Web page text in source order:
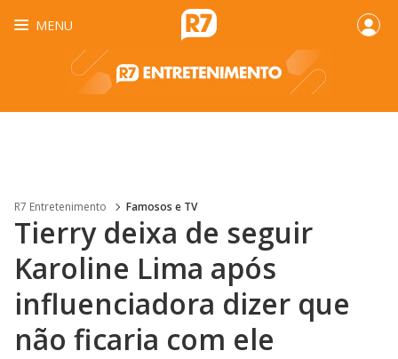
MENU
R7 Entretenimento Famosos e TV
Tierry deixa de seguir
Karoline Lima após
influenciadora dizer que
não ficaria com ele